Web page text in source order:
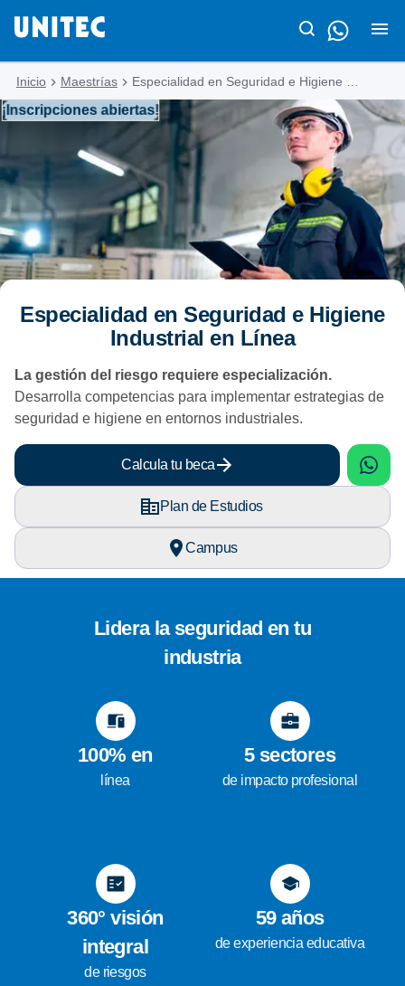
Inicio Maestrías
¡Inscripciones abiertas!
Especialidad en Seguridad e Higiene
Industrial en Línea
La gestión del riesgo requiere especialización.
Desarrolla competencias para implementar estrategias de
seguridad e higiene en entornos industriales.
Calcula tu beca
Plan de Estudios
Campus
Lidera la seguridad en tu
industria
100% en
línea
5 sectores
de impacto profesional
360° visión
integral
de riesgos
59 años
de experiencia educativa